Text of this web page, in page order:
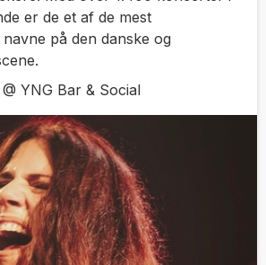
er de et af de mest
på den danske og
@ YNG Bar & Social